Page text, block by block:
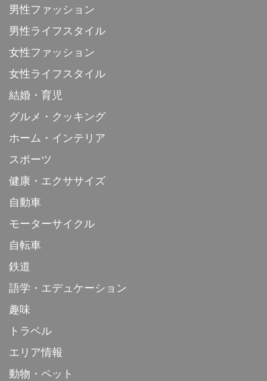
男性ファッション
男性ライフスタイル
女性ファッション
女性ライフスタイル
結婚・育児
グルメ・クッキング
ホーム・インテリア
スポーツ
健康・エクササイズ
自動車
モーターサイクル
自転車
鉄道
語学・エデュケーション
趣味
トラベル
エリア情報
動物・ペット